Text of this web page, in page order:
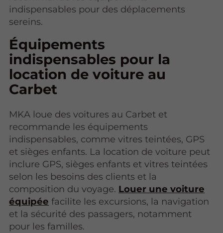
indispensables pour des déplacements
sereins.
Équipements
indispensables pour la
location de voiture au
Carbet
MKA loue des voitures au Carbet et
recommande les équipements
indispensables, comme vitres teintées, GPS
et sièges enfants. La location de voiture peut
inclure GPS, sièges enfants et vitres teintées
selon les besoins des clients et la
composition du voyage. Louer une voiture
équipée facilite les excursions, la navigation
et la sécurité des passagers, notamment
pour les familles.